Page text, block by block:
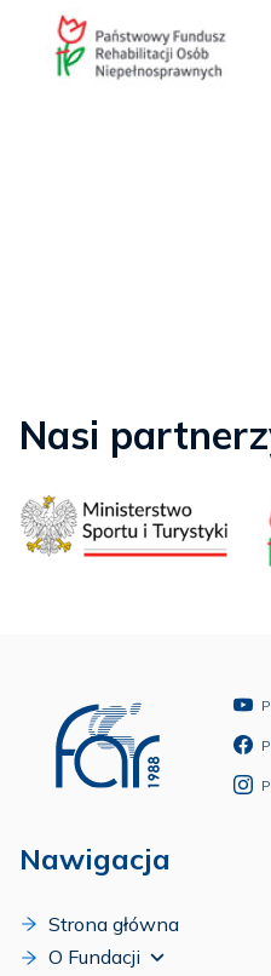
Nasi
Nawigacja
Strona główna
O Fundacji